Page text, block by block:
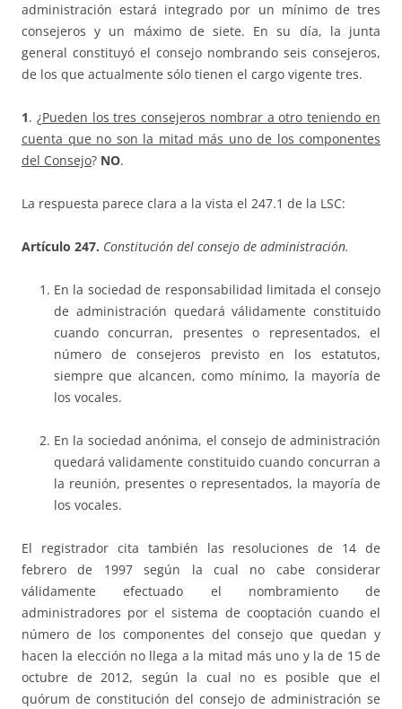
administración estará integrado por un mínimo de tres
consejeros y un máximo de siete. En su día, la junta
general constituyó el consejo nombrando seis consejeros,
de los que actualmente sólo tienen el cargo vigente tres.
1. ¿Pueden los tres consejeros nombrar a otro teniendo en
cuenta que no son la mitad más uno de los componentes
del Consejo? NO.
La respuesta parece clara a la vista el 247.1 de la LSC:
Artículo 247. Constitución del consejo de administración.
En la sociedad de responsabilidad limitada el consejo
de administración quedará válidamente constituido
cuando concurran, presentes o representados, el
número de consejeros previsto en los estatutos,
siempre que alcancen, como mínimo, la mayoría de
los vocales.
En la sociedad anónima, el consejo de administración
quedará validamente constituido cuando concurran a
la reunión, presentes o representados, la mayoría de
los vocales.
El registrador cita también las resoluciones de 14 de
febrero de 1997 según la cual no cabe considerar
válidamente efectuado el nombramiento de
administradores por el sistema de cooptación cuando el
número de los componentes del consejo que quedan y
hacen la elección no llega a la mitad más uno y la de 15 de
octubre de 2012, según la cual no es posible que el
quórum de constitución del consejo de administración se